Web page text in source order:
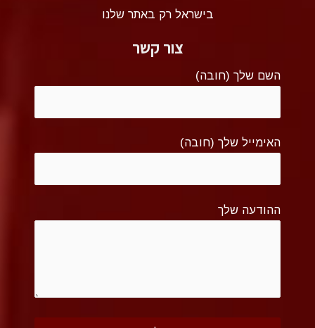
בישראל רק באתר שלנו
צור קשר
השם שלך (חובה)
האימייל שלך (חובה)
ההודעה שלך